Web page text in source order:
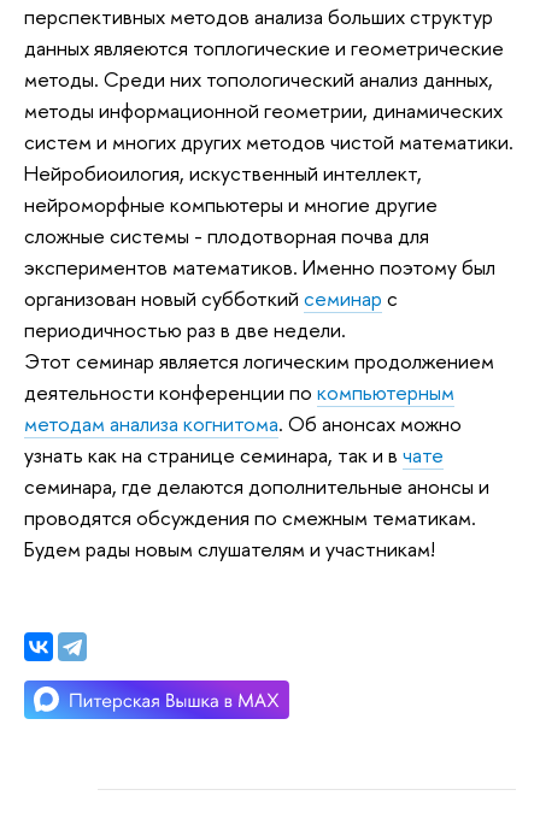
перспективных методов анализа больших структур
данных являеются топлогические и геометрические
методы. Среди них топологический анализ данных,
методы информационной геометрии, динамических
систем и многих других методов чистой математики.
Нейробиоилогия, искуственный интеллект,
нейроморфные компьютеры и многие другие
сложные системы - плодотворная почва для
экспериментов математиков. Именно поэтому был
организован новый субботкий семинар с
периодичностью раз в две недели.
Этот семинар является логическим продолжением
деятельности конференции по компьютерным
методам анализа когнитома. Об анонсах можно
узнать как на странице семинара, так и в чате
семинара, где делаются дополнительные анонсы и
проводятся обсуждения по смежным тематикам.
Будем рады новым слушателям и участникам!